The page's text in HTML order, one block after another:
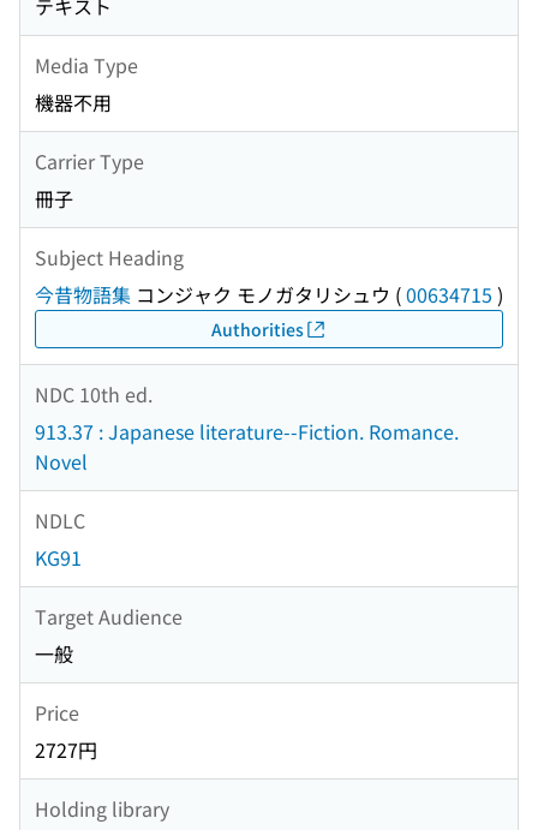
テキスト
Media Type
機器不用
Carrier Type
冊子
Subject Heading
今昔物語集 コンジャク モノガタリシュウ (00634715 )
Authorities
NDC 10th ed.
913.37 : Japanese literature--Fiction. Romance.
Novel
NDLC
KG91
Target Audience
一般
Price
2727円
Holding library